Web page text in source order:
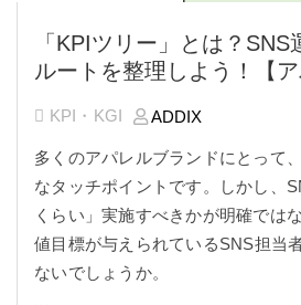
「KPIツリー」とは？
ルートを整理しよう！【ア
KPI・KGI ADDIX
多くのアパレルブランドにとって
なタッチポイントです。しかし、
くらい」実施すべきかが明確では
値目標が与えられているSNS担当
ないでしょうか。